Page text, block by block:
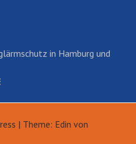
in Hamburg und
| Theme: Edin von